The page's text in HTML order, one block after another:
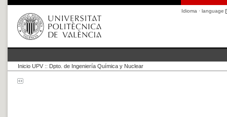
Idioma · language
Inicio UPV :: Dpto. de Ingeniería Química y Nuclear